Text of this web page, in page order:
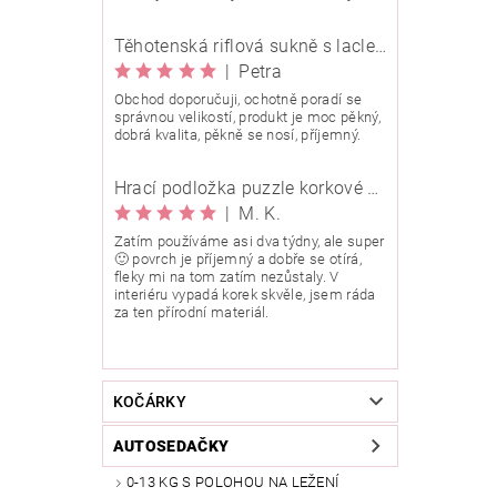
Těhotenská riflová sukně s laclem Rialto Wingles 01753
| Petra
Obchod doporučuji, ochotně poradí se
správnou velikostí, produkt je moc pěkný,
dobrá kvalita, pěkně se nosí, příjemný.
Hrací podložka puzzle korkové 90x90 cm
| M. K.
Zatím používáme asi dva týdny, ale super
🙂 povrch je příjemný a dobře se otírá,
fleky mi na tom zatím nezůstaly. V
interiéru vypadá korek skvěle, jsem ráda
za ten přírodní materiál.
KOČÁRKY
AUTOSEDAČKY
0-13 KG S POLOHOU NA LEŽENÍ